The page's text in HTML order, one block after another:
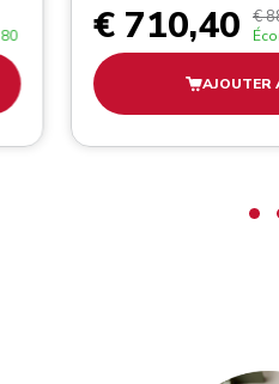
€ 710,40 €
AJOUTER